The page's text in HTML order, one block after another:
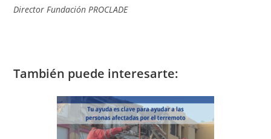
Director Fundación PROCLADE
También puede interesarte: